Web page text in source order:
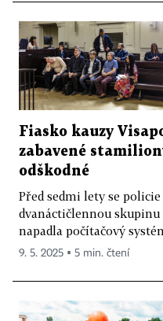
Fiasko kauzy
zabavené
odškodné
Před sedmi lety se
dvanáctičlennou skupinu
napadla počítačový
9. 5. 2025 ▪ 5 min. čtení